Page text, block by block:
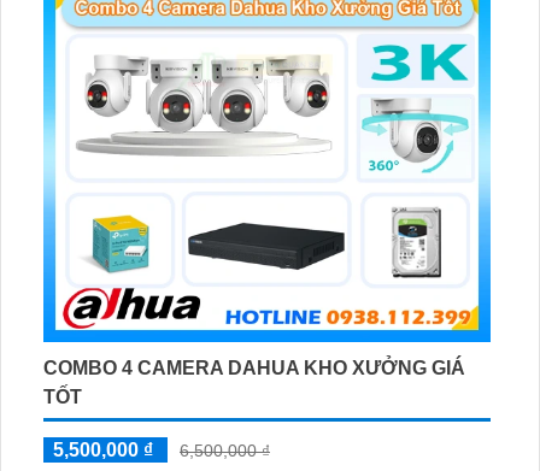
COMBO 4 CAMERA DAHUA KHO XƯỞNG GIÁ
TỐT
5,500,000 ₫
6,500,000 ₫